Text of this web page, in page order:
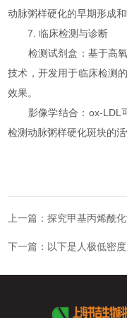
动脉粥样硬化的早期形成和
7. 临床检测与诊断
检测试剂盒：基于高氧
技术，开发用于临床检测
效果。
影像学结合：ox-LDL可
检测动脉粥样硬化斑块的活
上一篇：探究甲基丙烯酰
下一篇： 以下是人极低密